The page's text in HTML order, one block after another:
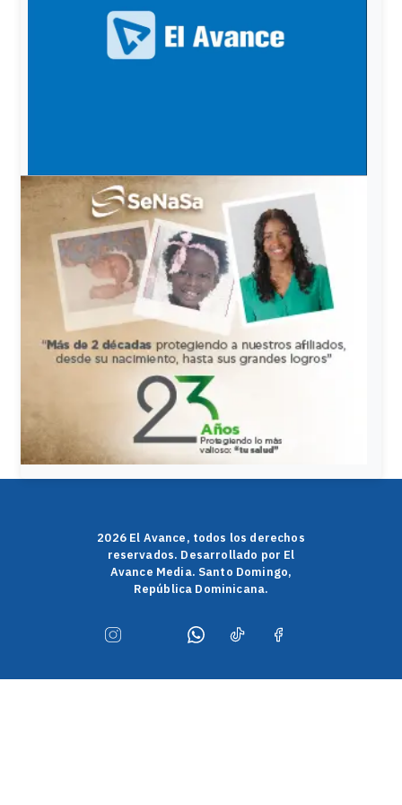
2026 El Avance, todos los derechos
reservados. Desarrollado por El
Avance Media. Santo Domingo,
República Dominicana.